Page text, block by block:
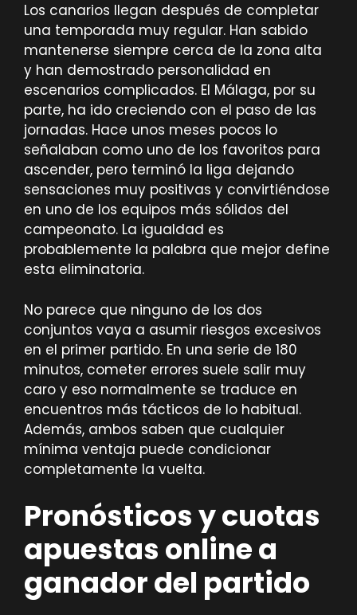
Los canarios llegan después de completar
una temporada muy regular. Han sabido
mantenerse siempre cerca de la zona alta
y han demostrado personalidad en
escenarios complicados. El Málaga, por su
parte, ha ido creciendo con el paso de las
jornadas. Hace unos meses pocos lo
señalaban como uno de los favoritos para
ascender, pero terminó la liga dejando
sensaciones muy positivas y convirtiéndose
en uno de los equipos más sólidos del
campeonato. La igualdad es
probablemente la palabra que mejor define
esta eliminatoria.
No parece que ninguno de los dos
conjuntos vaya a asumir riesgos excesivos
en el primer partido. En una serie de 180
minutos, cometer errores suele salir muy
caro y eso normalmente se traduce en
encuentros más tácticos de lo habitual.
Además, ambos saben que cualquier
mínima ventaja puede condicionar
completamente la vuelta.
Pronósticos y cuotas
apuestas online a
ganador del partido